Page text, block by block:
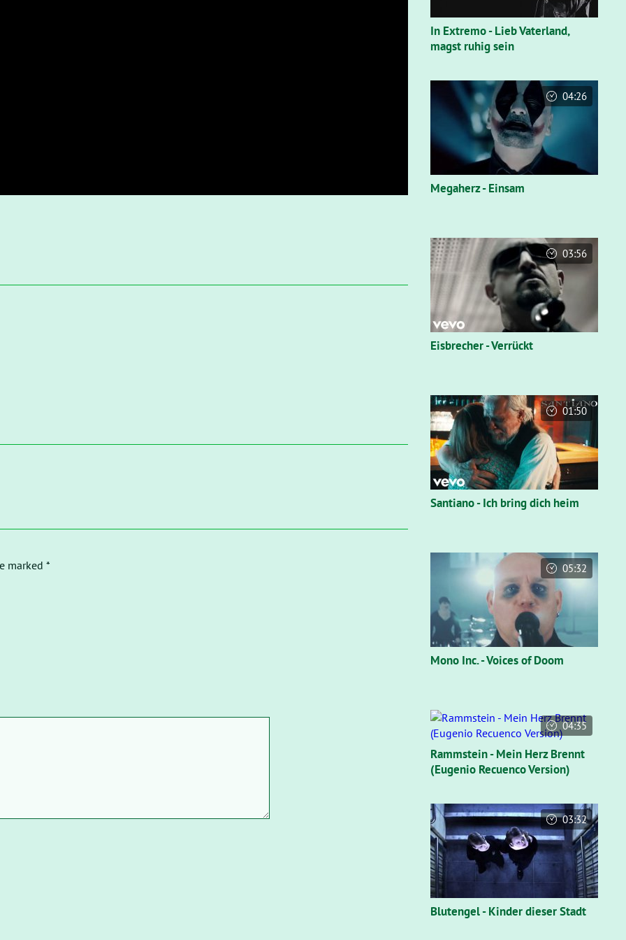
marked *
In Extremo - Lieb Vaterland,
magst ruhig sein
Megaherz - Einsam
04:26
Eisbrecher - Verrückt
03:56
Santiano - Ich bring dich heim
01:50
Mono Inc. - Voices of Doom
05:32
Rammstein - Mein Herz Brennt
(Eugenio Recuenco Version)
04:35
Blutengel - Kinder dieser Stadt
03:32